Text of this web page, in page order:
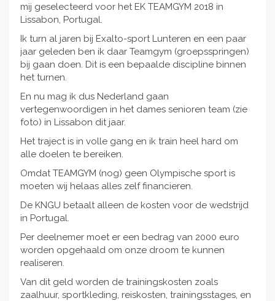
mij geselecteerd voor het EK TEAMGYM 2018 in
Lissabon, Portugal.
Ik turn al jaren bij Exalto-sport Lunteren en een paar
jaar geleden ben ik daar Teamgym (groepsspringen)
bij gaan doen. Dit is een bepaalde discipline binnen
het turnen.
En nu mag ik dus Nederland gaan
vertegenwoordigen in het dames senioren team (zie
foto) in Lissabon dit jaar.
Het traject is in volle gang en ik train heel hard om
alle doelen te bereiken.
Omdat TEAMGYM (nog) geen Olympische sport is
moeten wij helaas alles zelf financieren.
De KNGU betaalt alleen de kosten voor de wedstrijd
in Portugal.
Per deelnemer moet er een bedrag van 2000 euro
worden opgehaald om onze droom te kunnen
realiseren.
Van dit geld worden de trainingskosten zoals
zaalhuur, sportkleding, reiskosten, trainingsstages, en